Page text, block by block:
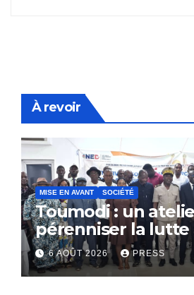
À revoir
MISE EN AVANT SOCIÉTÉ
Toumodi : un
pérenniser la lutte
6 AOÛT 2026 PRESS